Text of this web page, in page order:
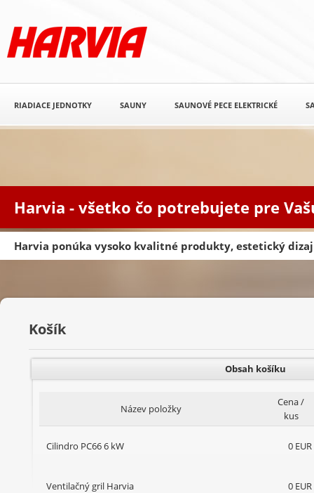
Harvia - všetko čo potrebujete pre
Harvia ponúka vysoko kvalitné produkty, estetický
RIADIACE JEDNOTKY SAUNY SAUNOVÉ PECE ELEKTRICKÉ
Košík
Obsah košíku
Název položky
Cena /
kus
Cilindro PC66 6 kW 0 EUR
Ventilačný gril Harvia 0 EUR